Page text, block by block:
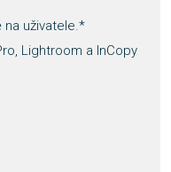
na uživatele.*
Lightroom a InCopy